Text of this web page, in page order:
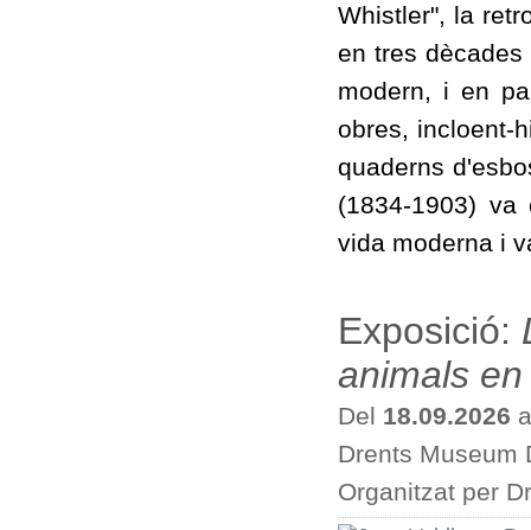
Whistler", la
en tres
modern, i en
obres, incloent-
quaderns
(1834-1903)
vida moderna i
Exposició:
animals
Del 18.09.2026
Drents Museum
Organitzat per